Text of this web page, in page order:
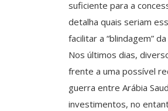
suficiente para a
detalha quais seriam
facilitar a “blindagem”
Nos últimos dias,
frente a uma possível
guerra entre Arábia
investimentos, no